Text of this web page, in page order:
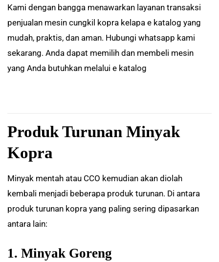
Kami dengan bangga menawarkan layanan transaksi
penjualan mesin cungkil kopra kelapa e katalog yang
mudah, praktis, dan aman. Hubungi whatsapp kami
sekarang. Anda dapat memilih dan membeli mesin
yang Anda butuhkan melalui e katalog
Produk Turunan Minyak
Kopra
Minyak mentah atau CCO kemudian akan diolah
kembali menjadi beberapa produk turunan. Di antara
produk turunan kopra yang paling sering dipasarkan
antara lain:
1. Minyak Goreng